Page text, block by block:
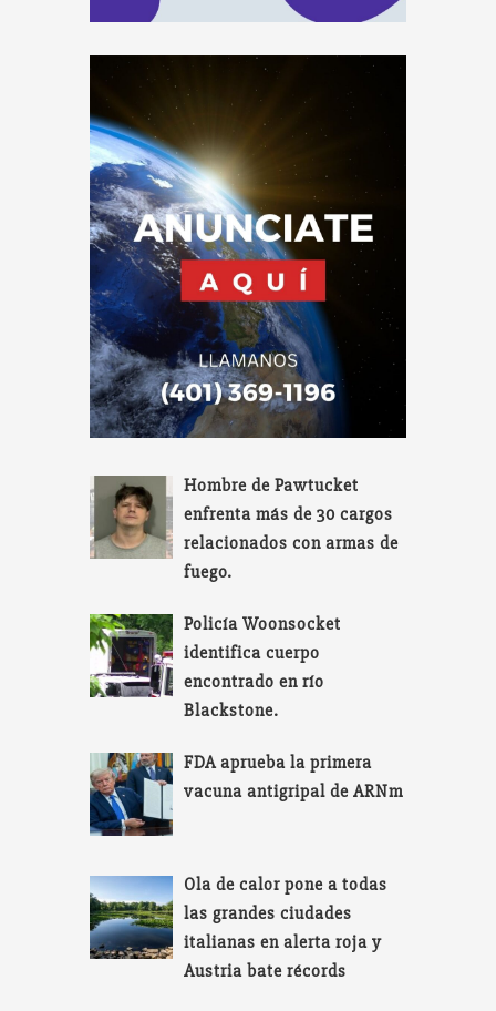
Hombre de Pawtucket
enfrenta más de 30 cargos
relacionados con armas de
fuego.
Policía Woonsocket
identifica cuerpo
encontrado en río
Blackstone.
FDA aprueba la primera
vacuna antigripal de ARNm
Ola de calor pone a todas
las grandes ciudades
italianas en alerta roja y
Austria bate récords